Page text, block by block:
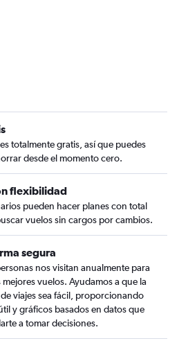
totalmente gratis, así que puedes
desde el momento cero.
flexibilidad
pueden hacer planes con total
vuelos sin cargos por cambios.
segura
nos visitan anualmente para
vuelos. Ayudamos a que la
viajes sea fácil, proporcionando
y gráficos basados en datos que
a tomar decisiones.